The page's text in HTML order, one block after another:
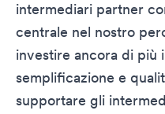
intermediari partner
centrale nel nostro
investire ancora di più
semplificazione e
supportare gli